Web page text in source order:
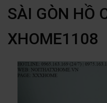
SÀI GÒN HỒ
XHOME1108